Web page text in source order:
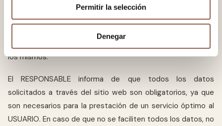
Permitir la selección
Denegar
prestador, siendo voluntaria la inclusión de datos en los
campos restantes. El USUARIO garantiza que los datos
hace responsable de comunicar cualquier modificación de
los mismos.
El RESPONSABLE informa de que todos los datos
solicitados a través del sitio web son obligatorios, ya que
son necesarios para la prestación de un servicio óptimo al
USUARIO. En caso de que no se faciliten todos los datos, no